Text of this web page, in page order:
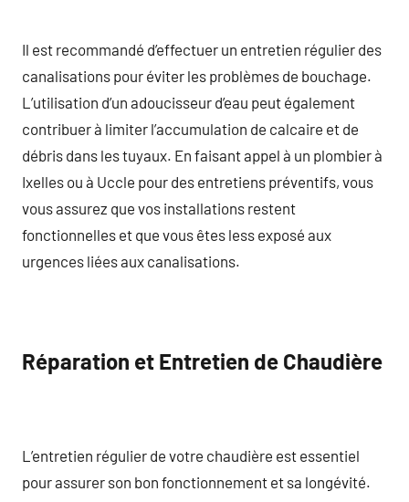
Il est recommandé d’effectuer un entretien régulier des
canalisations pour éviter les problèmes de bouchage.
L’utilisation d’un adoucisseur d’eau peut également
contribuer à limiter l’accumulation de calcaire et de
débris dans les tuyaux. En faisant appel à un plombier à
Ixelles ou à Uccle pour des entretiens préventifs, vous
vous assurez que vos installations restent
fonctionnelles et que vous êtes less exposé aux
urgences liées aux canalisations.
Réparation et Entretien de Chaudière
L’entretien régulier de votre chaudière est essentiel
pour assurer son bon fonctionnement et sa longévité.